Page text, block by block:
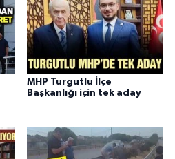
MHP Turgutlu İlçe
Başkanlığı için tek aday